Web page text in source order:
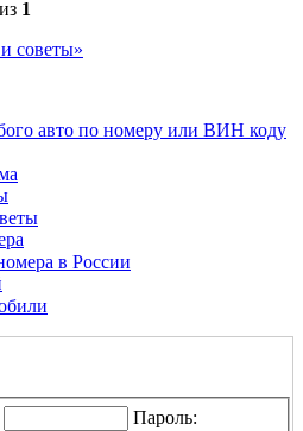
из 1
советы»
авто по номеру или ВИН коду
в России
Пароль: